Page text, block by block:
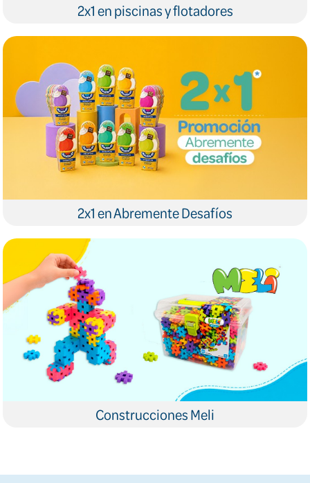
2x1 en piscinas y flotadores
2x1 en Abremente Desafíos
Construcciones Meli